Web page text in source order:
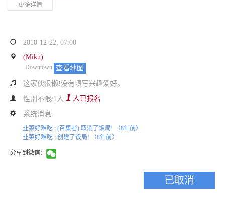
更多详情
2018-12-22, 07:00
(Miku)
Downtown 查看地图
这家伙很懒!没有填写兴趣爱好。
性别不限/1人 1 人已报名
系统消息:
韭菜好难吃 : (召集者) 取消了饭局!
（8年前）
韭菜好难吃 : 创建了饭局! （8年前）
已取消
分享到微信：